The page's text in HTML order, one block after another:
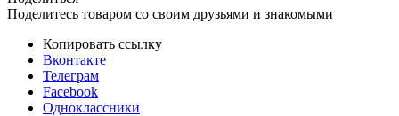
Поделитесь товаром со своим друзьями и знакомыми
Копировать ссылку
Вконтакте
Телеграм
Facebook
Одноклассники